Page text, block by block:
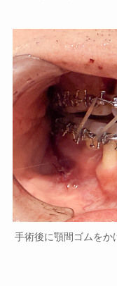
手術後に顎間ゴムをか